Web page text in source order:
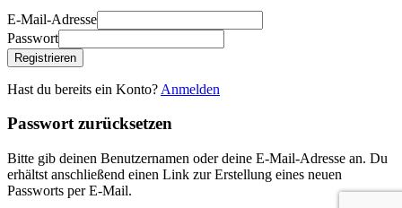
E-Mail-Adresse
Passwort
Registrieren
Hast du bereits ein Konto? Anmelden
Passwort zurücksetzen
Bitte gib deinen Benutzernamen oder deine E-Mail-Adresse an. Du
erhältst anschließend einen Link zur Erstellung eines neuen
Passworts per E-Mail.